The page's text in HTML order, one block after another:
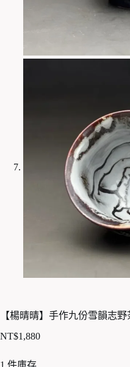
【楊晴晴】手作九份雪韻志野
NT$1,880
1 件庫存